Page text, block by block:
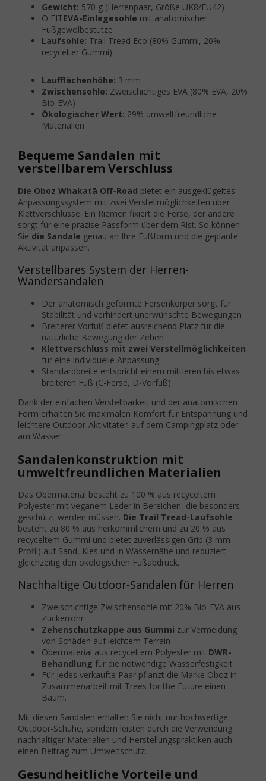
Gewicht: 570 g (Herrenpaar, Größe UK8/EU42)
O FITEVA-Einlegesohle mit anatomischer
Fußgewölbestütze
Laufsohle: Trail Tread Eco (80% Gummi, 20%
recycelter Gummi)
Laufflächenhöhe: 3 mm
Zwischensohle: Zweischichtiges EVA (80% EVA, 20%
Bio-EVA)
Ökologischer Wert: 29% umweltfreundliche
Materialien
Bequeme Sandalen mit
verstellbarem Verschluss
Die Oboz Whakatā Off-Road bietet ein ausgeklügeltes
Anpassungssystem mit zwei Verstellmöglichkeiten über
Klettverschlüsse. Ein Riemen fixiert die Ferse, der andere
sorgt für eine präzise Passform über dem Rist. So können
Sie die Sandale genau an Ihre Fußform und die geplante
Aktivität anpassen.
Verstellbares System der Herren-
Wandersandalen
Der anatomisch geformte Fersenkörper sorgt für
Stabilität und verhindert unerwünschte Bewegungen
Breiterer Vorfuß bietet ausreichend Platz für die
natürliche Bewegung der Zehen
Klettverschluss mit zwei Verstellmöglichkeiten
für eine individuelle Anpassung
Standardbreite entspricht einem mittleren bis etwas
breiteren Fuß (C-Ferse, D-Vorfuß)
Dank der einfachen Verstellbarkeit und der anatomischen
Form erhalten Sie maximalen Komfort für Entspannung und
leichtere Outdoor-Aktivitäten auf dem Campingplatz oder
am Wasser.
Sandalenkonstruktion mit
umweltfreundlichen Materialien
Das Obermaterial besteht zu 100 % aus recyceltem
Polyester mit veganem Leder in Bereichen, die besonders
geschützt werden müssen. Die Trail Tread-Laufsohle
besteht zu 80 % aus herkömmlichem und zu 20 % aus
recyceltem Gummi und bietet zuverlässigen Grip (3 mm
Profil) auf Sand, Kies und in Wassernähe und reduziert
gleichzeitig den ökologischen Fußabdruck.
Nachhaltige Outdoor-Sandalen für Herren
Zweischichtige Zwischensohle mit 20% Bio-EVA aus
Zuckerrohr
Zehenschutzkappe aus Gummi zur Vermeidung
von Schäden auf leichtem Terrain
Obermaterial aus recyceltem Polyester mit DWR-
Behandlung für die notwendige Wasserfestigkeit
Für jedes verkaufte Paar pflanzt die Marke Oboz in
Zusammenarbeit mit Trees for the Future einen
Baum.
Mit diesen Sandalen erhalten Sie nicht nur hochwertige
Outdoor-Schuhe, sondern leisten durch die Verwendung
nachhaltiger Materialien und Herstellungspraktiken auch
einen Beitrag zum Umweltschutz.
Gesundheitliche Vorteile und